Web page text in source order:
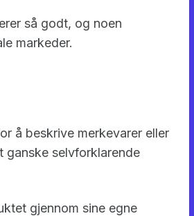
så godt, og noen
markeder.
å beskrive merkevarer eller
ganske selvforklarende
gjennom sine egne